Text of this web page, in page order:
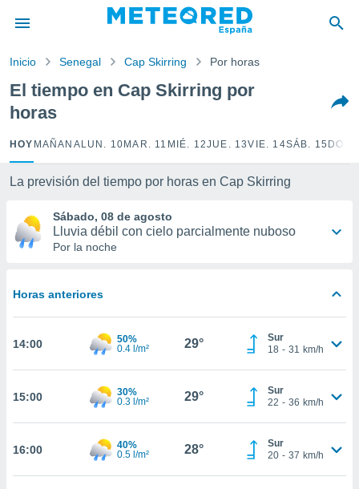
por
para
la
calidad.
a este
las
y
forma
basada
permite
coste.
botón
a la
CONTINUAR
Inicio Senegal Cap Skirring Por horas
El tiempo en Cap Skirring por
horas
HOY MAÑANA LUN. 10 MAR. 11 MIÉ. 12JUE. 13VIE. 14SÁB. 15
La previsión del tiempo por horas en Cap Skirring
Sábado, 08 de agosto
Lluvia débil con cielo parcialmente nuboso
Por la noche
Horas anteriores
14:00
50%
0.4 l/m²
29°
Sur
18 - 31 km/h
15:00
30%
0.3 l/m²
29°
Sur
22 - 36 km/h
16:00
40%
0.5 l/m²
28°
Sur
20 - 37 km/h